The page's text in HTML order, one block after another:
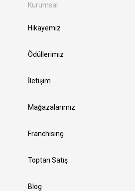
Kurumsal
Hikayemiz
Ödüllerimiz
İletişim
Mağazalarımız
Franchising
Toptan Satış
Blog